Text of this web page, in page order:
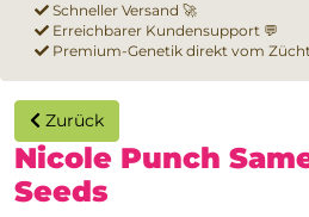
Schneller Versand 🚀
Erreichbarer Kundensupport 💬
Premium-Genetik direkt vom
Zurück
Nicole Punch
Seeds